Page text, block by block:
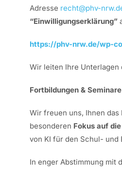
Adresse recht@phv-
“Einwilligungserklärung”
https://phv-nrw.de/wp-
Wir leiten Ihre Unterlagen
Fortbildungen &
Wir freuen uns, Ihnen
besonderen Fokus auf
von KI für den Schul-
In enger Abstimmung mit